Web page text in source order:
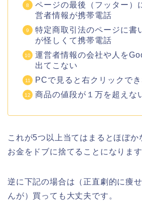
ページの最後（フッター）
営者情報が携帯電話
特定商取引法のページに書
が怪しくて携帯電話
運営者情報の会社や人を
出てこない
PCで見ると右クリックで
商品の値段が１万を超えな
これが5つ以上当てはまるとほぼか
お金をドブに捨てることになります
逆に下記の場合は（正直劇的に痩
んが）買っても大丈夫です。